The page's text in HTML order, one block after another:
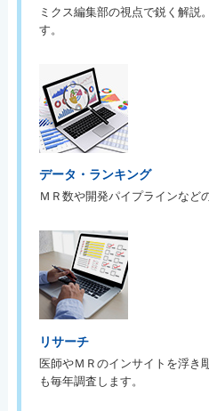
ミクス編集部の視点で鋭く解説
す。
データ・ランキング
ＭＲ数や開発パイプラインなど
リサーチ
医師やＭＲのインサイトを浮き
も毎年調査します。